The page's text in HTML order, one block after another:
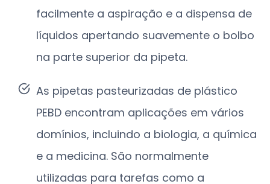
facilmente a aspiração e a dispensa de
líquidos apertando suavemente o bolbo
na parte superior da pipeta.
As pipetas pasteurizadas de plástico
PEBD encontram aplicações em vários
domínios, incluindo a biologia, a química
e a medicina. São normalmente
utilizadas para tarefas como a